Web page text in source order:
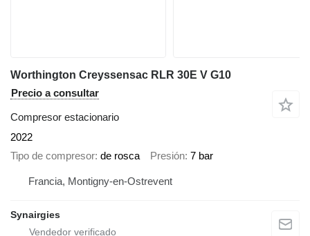
Worthington Creyssensac RLR 30E V G10
Precio a consultar
Compresor estacionario
2022
Tipo de compresor de rosca Presión 7 bar
Francia, Montigny-en-Ostrevent
Synairgies